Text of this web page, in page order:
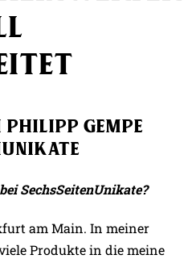
Philipp Gempe
SechsSeitenUnikate?
am Main. In meiner
Produkte in die meine